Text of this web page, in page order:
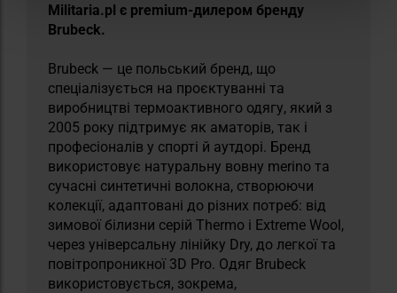
Militaria.pl є premium-дилером бренду
Brubeck.
Brubeck — це польський бренд, що
спеціалізується на проєктуванні та
виробництві термоактивного одягу, який з
2005 року підтримує як аматорів, так і
професіоналів у спорті й аутдорі. Бренд
використовує натуральну вовну merino та
сучасні синтетичні волокна, створюючи
колекції, адаптовані до різних потреб: від
зимової білизни серій Thermo і Extreme Wool,
через універсальну лінійку Dry, до легкої та
повітропроникної 3D Pro. Одяг Brubeck
використовується, зокрема,